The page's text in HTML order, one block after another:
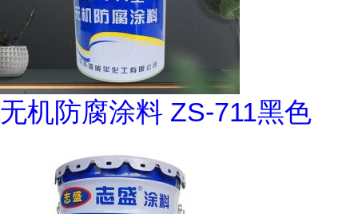
无机防腐涂料 ZS-711黑色